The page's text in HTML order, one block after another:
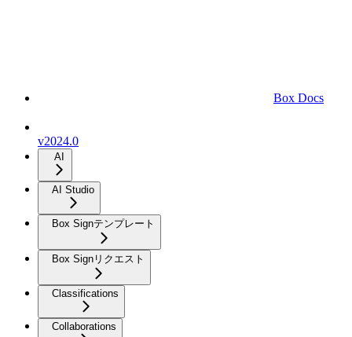
Box Docs
v2024.0
AI
AI Studio
Box Signテンプレート
Box Signリクエスト
Classifications
Collaborations